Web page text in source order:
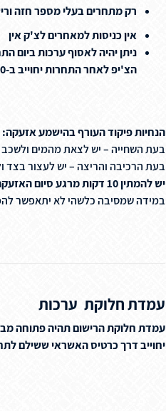
רק מתחרים בעלי מספר חזה
אין כניסות למאחרים לצ'ק אין
ניתן יהיה לאסוף ערכות
הצ'יפ לאחר התחרות יחוייב ב-70 ש"ח אשר ילקחו מהכרטיס אשראי של אותו ספורטאי/ת שנעשה בו הרישום לתחרות. בעת הרישום הנכם מסכימים על כך ומאשרים זאת.
הנחיות פיקוד העורף בהישמע אזעקה:
בעת השחייה – יש לצאת מהמים ולשכב
בעת הרכיבה והריצה – יש לעצור
יש להמתין 10 דקות מרגע סיום האזעקה ורק לאחר מכן ניתן להמשיך מאותה הנקודה.
במידה שמסיבה כלשהי לא יתאפשר
עמדת חלוקת ערכות
עמדת חלוקת הרישום תהיה פתוחה
יחוייב דרך כרטיס האשראי ששילם לתחרות בעלות של 70 ש"ח. בעת הרישום